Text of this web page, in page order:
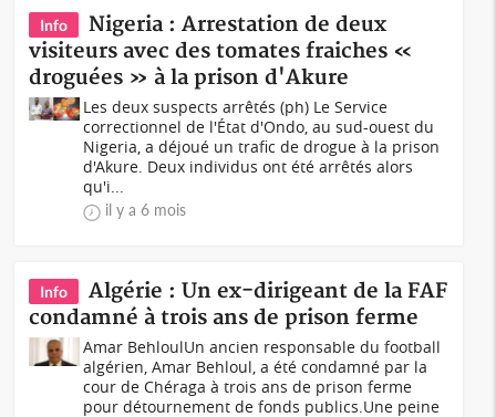
Info
Nigeria : Arrestation de deux
visiteurs avec des tomates fraiches «
droguées » à la prison d'Akure
Les deux suspects arrêtés (ph) Le Service
correctionnel de l'État d'Ondo, au sud-ouest du
Nigeria, a déjoué un trafic de drogue à la prison
d'Akure. Deux individus ont été arrêtés alors
qu'i...
il y a 6 mois
Info
Algérie : Un ex-dirigeant de la FAF
condamné à trois ans de prison ferme
Amar BehloulUn ancien responsable du football
algérien, Amar Behloul, a été condamné par la
cour de Chéraga à trois ans de prison ferme
pour détournement de fonds publics.Une peine